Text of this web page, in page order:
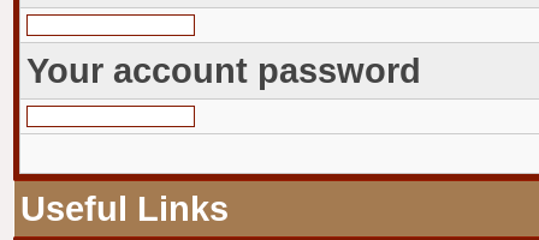
Your account password
Useful Links